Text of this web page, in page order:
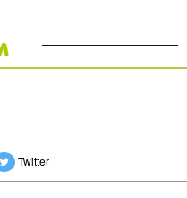
Twitter